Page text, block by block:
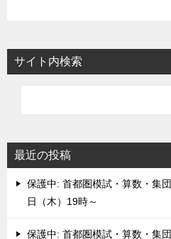
サイト内検索
最近の投稿
保護中: 首都圏模試・算数・集
日（木）19時～
保護中: 首都圏模試・算数・集